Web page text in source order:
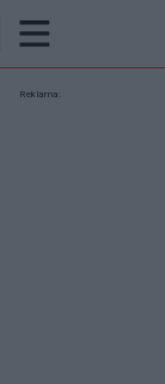
Reklama: